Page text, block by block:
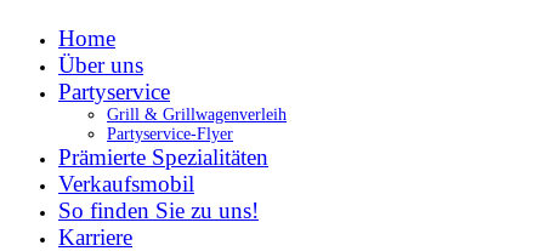
Home
Über uns
Partyservice
Grill & Grillwagenverleih
Partyservice-Flyer
Prämierte Spezialitäten
Verkaufsmobil
So finden Sie zu uns!
Karriere